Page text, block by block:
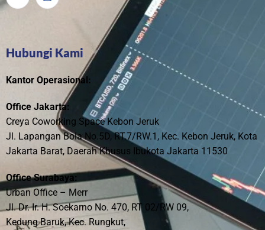
Hubungi Kami
Kantor Operasional:
Office Jakarta:
Creya Coworking Space Kebon Jeruk
Jl. Lapangan Bola No.5D, RT.7/RW.1, Kec. Kebon Jeruk, Kota
Jakarta Barat, Daerah Khusus Ibukota Jakarta 11530
Office Surabaya:
Urban Office – Merr
Jl. Dr. Ir. H. Soekarno No. 470, RT 02/RW 09,
Kedung Baruk, Kec. Rungkut,